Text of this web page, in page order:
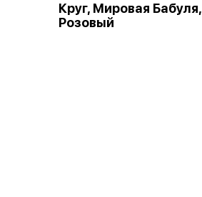
Круг, Мировая Бабуля,
Розовый